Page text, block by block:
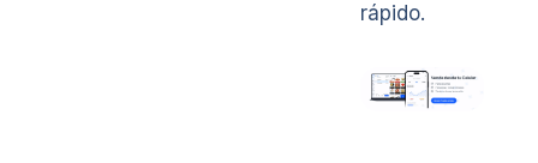
rápido.